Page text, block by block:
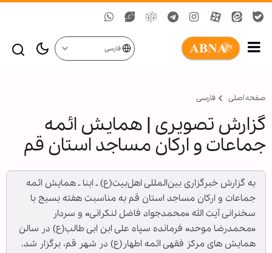
فارسی
صفحه اصلی فارسی
گزارش تصویری | همایش ائمه
جماعات و ارکان مساجد استان قم
به گزارش خبرگزاری بین‌المللی اهل‌بیت(ع) ـ ابنا ـ همایش ائمه
جماعات و ارکان مساجد استان قم به مناسبت هفته بسیج با
سخنرانی آیت الله «محمدجواد فاضل لنکرانی» و سردار
«محمدرضا موحد» فرمانده سپاه علی ابن ابی طالب(ع) در سالن
همایش های مرکز فقهی ائمه اطهار(ع) در شهر قم، برگزار شد.